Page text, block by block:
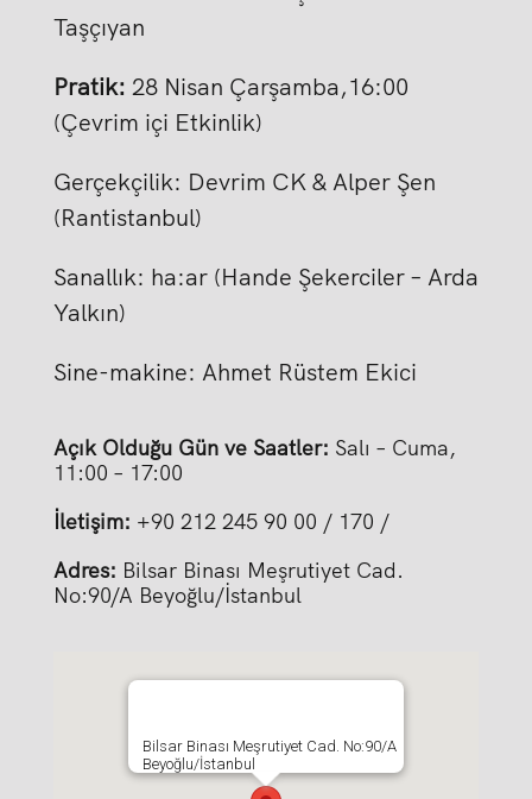
Taşçıyan
Pratik: 28 Nisan Çarşamba,16:00
(Çevrim içi Etkinlik)
Gerçekçilik: Devrim CK & Alper Şen
(Rantistanbul)
Sanallık: ha:ar (Hande Şekerciler – Arda
Yalkın)
Sine-makine: Ahmet Rüstem Ekici
Açık Olduğu Gün ve Saatler: Salı – Cuma,
11:00 – 17:00
İletişim: +90 212 245 90 00 / 170 /
Adres: Bilsar Binası Meşrutiyet Cad.
No:90/A Beyoğlu/İstanbul
Bilsar Binası Meşrutiyet Cad. No:90/A
Beyoğlu/İstanbul